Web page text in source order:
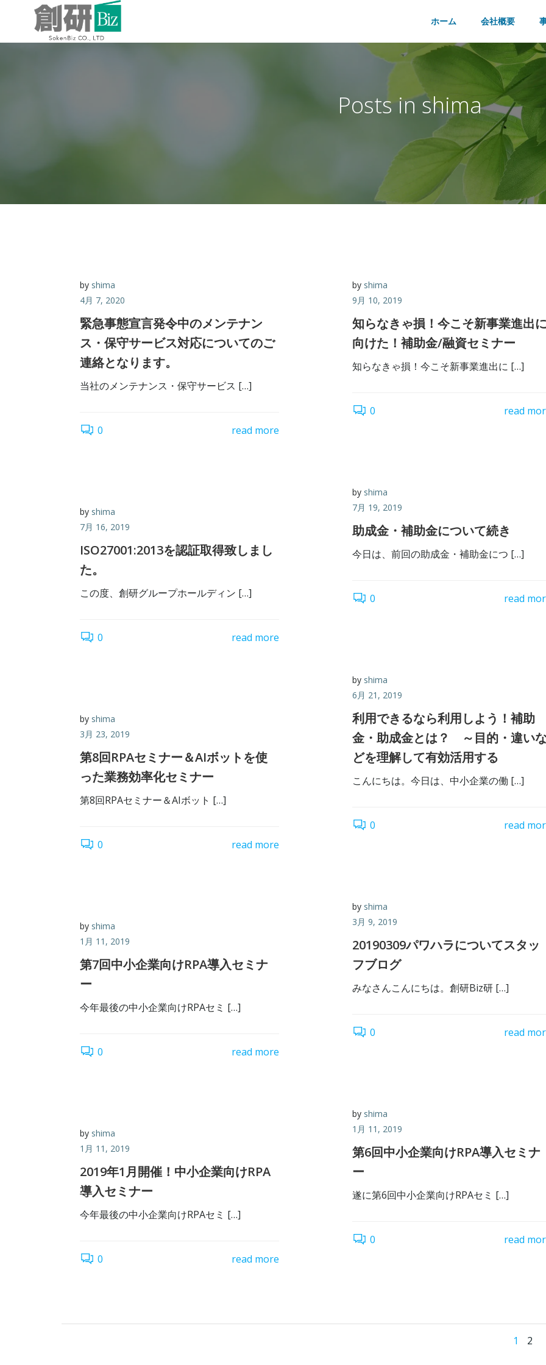
ホーム 会社概要
Posts inshima
by shima
4月 7, 2020
緊急事態宣言発令中のメンテナン
ス・保守サービス対応についてのご
連絡となります。
当社のメンテナンス・保守サービス […]
0 read more
by shima
9月 10, 2019
知らなきゃ損！今こそ新事業進出に
向けた！補助金/融資セミナー
知らなきゃ損！今こそ新事業進出に […]
0 read
by shima
7月 19, 2019
助成金・補助金について続き
今日は、前回の助成金・補助金につ […]
0 read
by shima
7月 16, 2019
ISO27001:2013を認証取得致しまし
た。
この度、創研グループホールディン […]
0 read more
by shima
6月 21, 2019
利用できるなら利用しよう！補助
金・助成金とは？ ～目的・違い
どを理解して有効活用する
こんにちは。今日は、中小企業の働 […]
0 read
by shima
3月 23, 2019
第8回RPAセミナー＆AIボットを使
った業務効率化セミナー
第8回RPAセミナー＆AIボット […]
0 read more
by shima
3月 9, 2019
20190309パワハラについてスタッ
フブログ
みなさんこんにちは。創研Biz研 […]
0 read
by shima
1月 11, 2019
第7回中小企業向けRPA導入セミナ
ー
今年最後の中小企業向けRPAセミ […]
0 read more
by shima
1月 11, 2019
第6回中小企業向けRPA導入セミナ
ー
遂に第6回中小企業向けRPAセミ […]
0 read
by shima
1月 11, 2019
2019年1月開催！中小企業向けRPA
導入セミナー
今年最後の中小企業向けRPAセミ […]
0 read more
Page
1 2